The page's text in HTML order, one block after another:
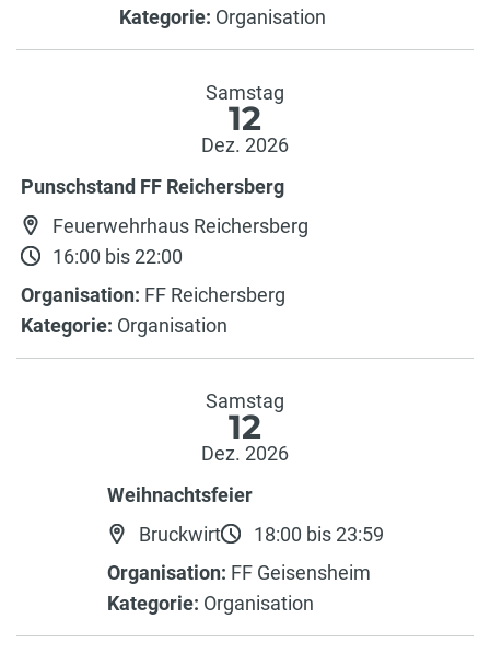
Kategorie: Organisation
Samstag
12
Dez. 2026
Punschstand FF Reichersberg
Feuerwehrhaus Reichersberg
16:00 bis 22:00
Organisation: FF Reichersberg
Kategorie: Organisation
Samstag
12
Dez. 2026
Weihnachtsfeier
Bruckwirt
18:00 bis 23:59
Organisation: FF Geisensheim
Kategorie: Organisation